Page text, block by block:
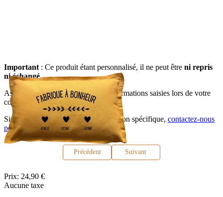
Important : Ce produit étant personnalisé, il ne peut être ni repris
ni échangé.
Assurez-vous de bien vérifier les informations saisies lors de votre
commande.
Si vous avez besoin d’une configuration spécifique, contactez-nous
pour discuter de vos besoins.
Précédent Suivant
Prix: 24,90 €
Aucune taxe